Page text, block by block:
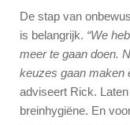
De stap van
is belangrijk. “We
meer te gaan doen.
keuzes gaan maken
adviseert Rick.
breinhygiëne. En